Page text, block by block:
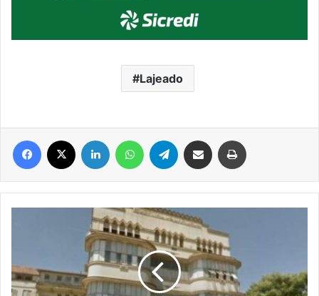
Lajeado
Facebook Linkedin WhatsAppTelegram Compartilhar via e-mail
do
Sul